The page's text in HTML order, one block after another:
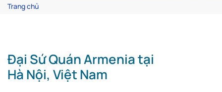
Trang chủ
Đại Sứ Quán Armenia tại
Hà Nội, Việt Nam